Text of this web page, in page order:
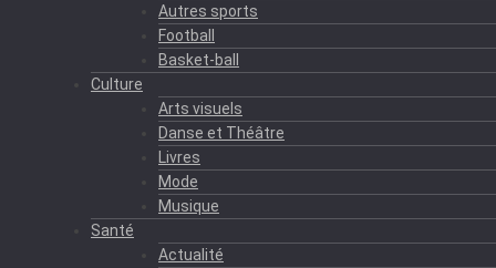
Autres sports
Football
Basket-ball
Culture
Arts visuels
Danse et Théâtre
Livres
Mode
Musique
Santé
Actualité